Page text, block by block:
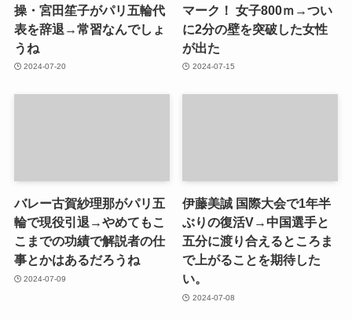
操・宮田笙子がパリ五輪代
表を辞退→常習なんでしょ
うね
2024-07-20
マーク！ 女子800ｍ→つい
に2分の壁を突破した女性
が出た
2024-07-15
バレー古賀紗理那がパリ五
輪で現役引退→やめてもこ
こまでの功績で解説者の仕
事とかはあるだろうね
2024-07-09
伊藤美誠 国際大会で1年半
ぶりの復活V→中国選手と
五分に渡り合えるところま
で上がることを期待した
い。
2024-07-08